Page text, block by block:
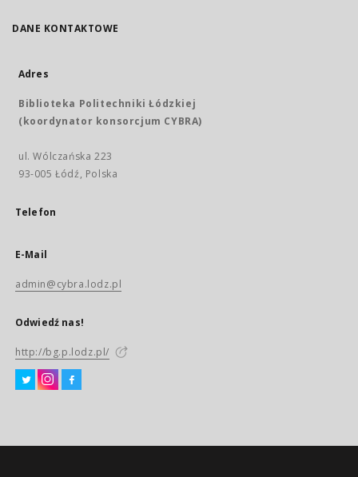
DANE KONTAKTOWE
Adres
Biblioteka Politechniki Łódzkiej
(koordynator konsorcjum CYBRA)
ul. Wólczańska 223
93-005 Łódź, Polska
Telefon
E-Mail
admin@cybra.lodz.pl
Odwiedź nas!
http://bg.p.lodz.pl/